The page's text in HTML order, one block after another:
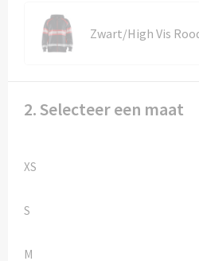
Ondergoed, Sokken en
Bivakmuts test
Zwart/High Vis
2. Selecteer een maat
XS
S
M